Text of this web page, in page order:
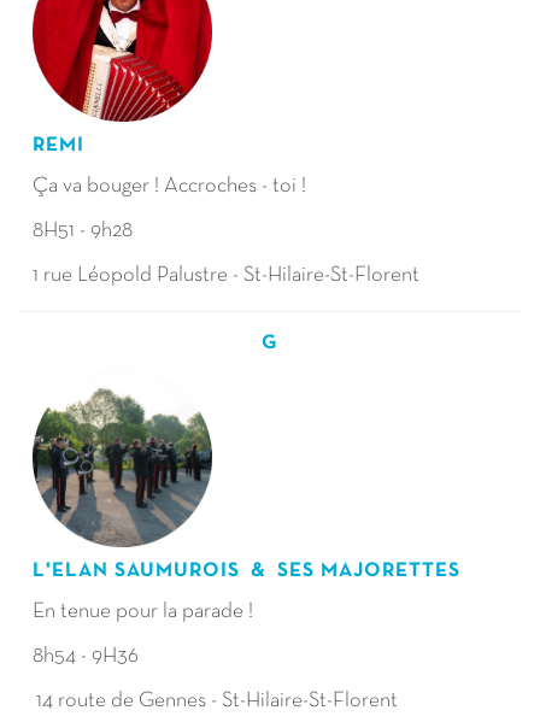
REMI
Ça va bouger ! Accroches - toi !
8H51 - 9h28
1 rue Léopold Palustre - St-Hilaire-St-Florent
G
L'ELAN SAUMUROIS & SES MAJORETTES
En tenue pour la parade !
8h54 - 9H36
14 route de Gennes - St-Hilaire-St-Florent